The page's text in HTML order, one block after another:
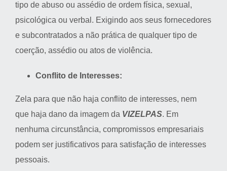
tipo de abuso ou assédio de ordem física, sexual,
psicológica ou verbal. Exigindo aos seus fornecedores
e subcontratados a não prática de qualquer tipo de
coerção, assédio ou atos de violência.
Conflito de Interesses:
Zela para que não haja conflito de interesses, nem
que haja dano da imagem da VIZELPAS. Em
nenhuma circunstância, compromissos empresariais
podem ser justificativos para satisfação de interesses
pessoais.